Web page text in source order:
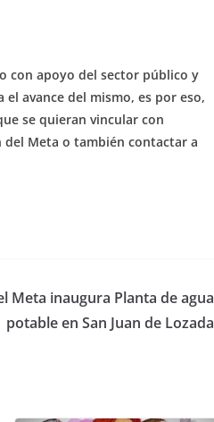
con apoyo del sector público y
avance del mismo, es por eso,
se quieran vincular con
del Meta o también contactar a
Meta inaugura Planta de agua
potable en San Juan de Lozada